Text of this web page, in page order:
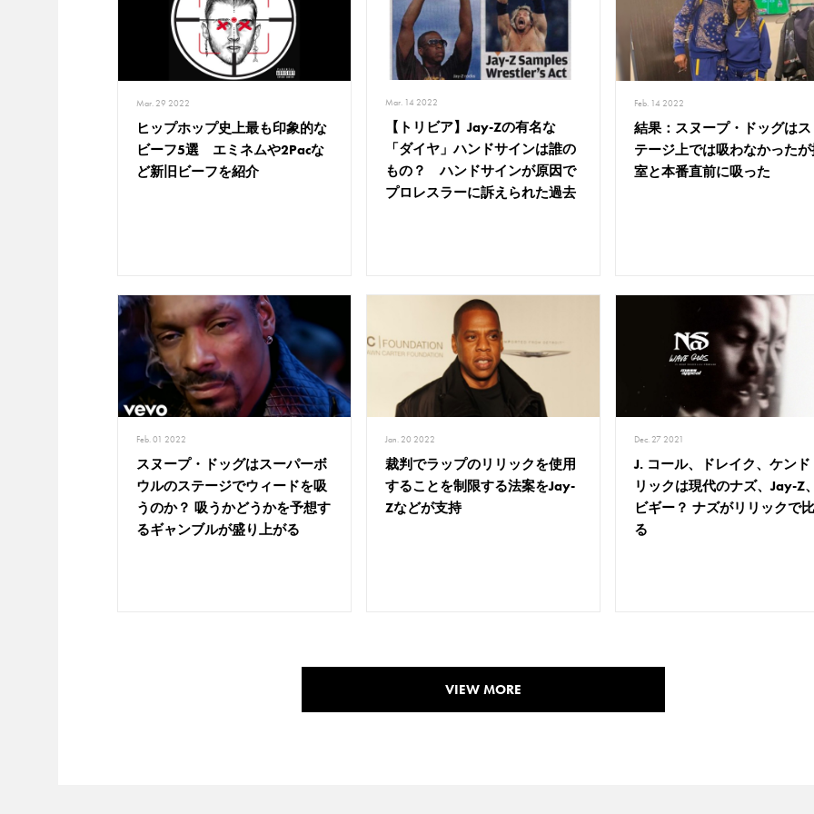
Mar. 29 2022
ヒップホップ史上最も印象的な
ビーフ5選 エミネムや2Pacな
ど新旧ビーフを紹介
Mar. 14 2022
【トリビア】Jay-Zの有名な
「ダイヤ」ハンドサインは誰の
もの？ ハンドサインが原因で
プロレスラーに訴えられた過去
Feb. 14 2022
結果：スヌープ・ドッグはス
テージ上では吸わなかった
室と本番直前に吸った
Feb. 01 2022
スヌープ・ドッグはスーパーボ
ウルのステージでウィードを吸
うのか？ 吸うかどうかを予想す
るギャンブルが盛り上がる
Jan. 20 2022
裁判でラップのリリックを使用
することを制限する法案をJay-
Zなどが支持
Dec. 27 2021
J. コール、ドレイク、ケンド
リックは現代のナズ、Jay-Z
ビギー？ ナズがリリックで
る
VIEW MORE